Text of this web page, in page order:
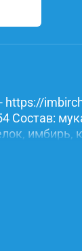
https://
Состав:
имбирь,